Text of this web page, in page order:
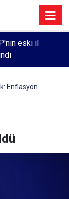
eski il
Enflasyon